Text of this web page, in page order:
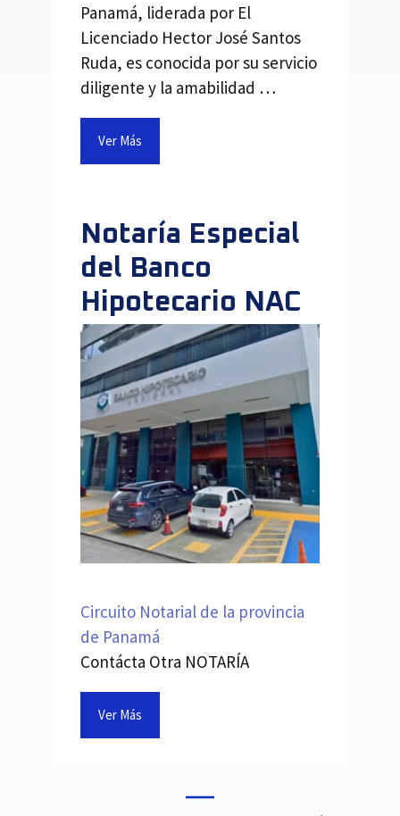
Panamá, liderada por El
Licenciado Hector José Santos
Ruda, es conocida por su servicio
diligente y la amabilidad …
Ver Más
Notaría Especial
del Banco
Hipotecario NAC
Circuito Notarial de la provincia
de Panamá
Contácta Otra NOTARÍA
Ver Más